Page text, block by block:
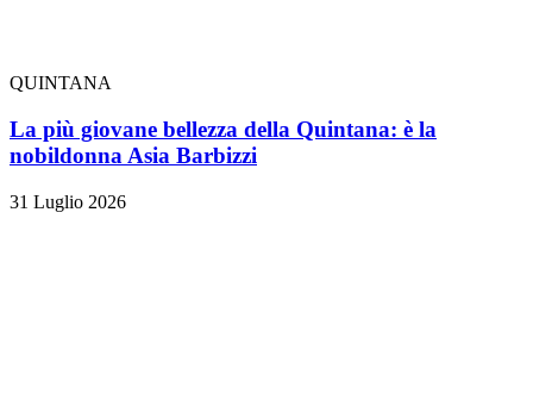
QUINTANA
La più giovane bellezza della Quintana: è la
nobildonna Asia Barbizzi
31 Luglio 2026